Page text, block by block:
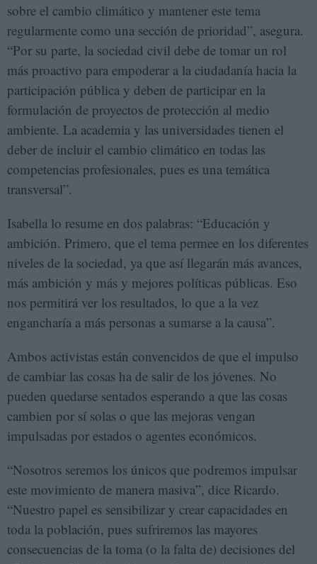
sobre el cambio climático y mantener este tema
regularmente como una sección de prioridad”, asegura.
“Por su parte, la sociedad civil debe de tomar un rol
más proactivo para empoderar a la ciudadanía hacia la
participación pública y deben de participar en la
formulación de proyectos de protección al medio
ambiente. La academia y las universidades tienen el
deber de incluir el cambio climático en todas las
competencias profesionales, pues es una temática
transversal”.
Isabella lo resume en dos palabras: “Educación y
ambición. Primero, que el tema permee en los diferentes
niveles de la sociedad, ya que así llegarán más avances,
más ambición y más y mejores políticas públicas. Eso
nos permitirá ver los resultados, lo que a la vez
engancharía a más personas a sumarse a la causa”.
Ambos activistas están convencidos de que el impulso
de cambiar las cosas ha de salir de los jóvenes. No
pueden quedarse sentados esperando a que las cosas
cambien por sí solas o que las mejoras vengan
impulsadas por estados o agentes económicos.
“Nosotros seremos los únicos que podremos impulsar
este movimiento de manera masiva”, dice Ricardo.
“Nuestro papel es sensibilizar y crear capacidades en
toda la población, pues sufriremos las mayores
consecuencias de la toma (o la falta de) decisiones del